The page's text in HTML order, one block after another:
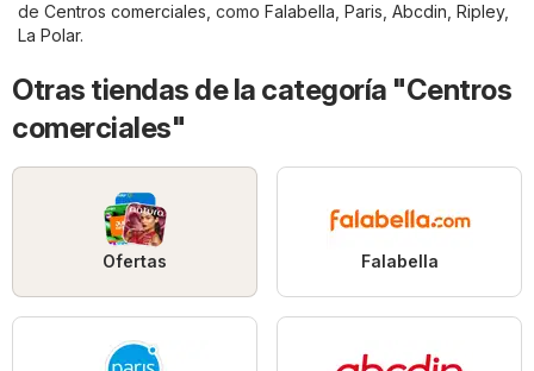
de Centros comerciales , como Falabella Paris Abcdin Ripley,
La Polar.
Otras tiendas de la categoría "Centros
comerciales"
Ofertas Falabella